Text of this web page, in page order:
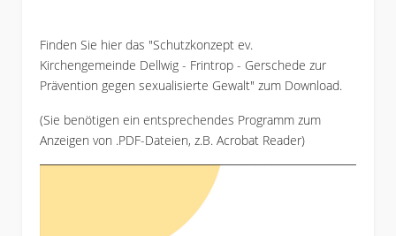
Finden Sie hier das "Schutzkonzept ev.
Kirchengemeinde Dellwig - Frintrop - Gerschede zur
Prävention gegen sexualisierte Gewalt" zum Download.
(Sie benötigen ein entsprechendes Programm zum
Anzeigen von .PDF-Dateien, z.B. Acrobat Reader)